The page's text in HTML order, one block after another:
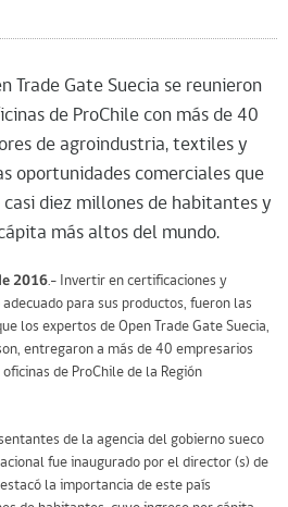
Trade Gate Suecia se reunieron
de ProChile con más de 40
de agroindustria, textiles y
oportunidades comerciales que
diez millones de habitantes y
más altos del mundo.
2016.- Invertir en certificaciones y
para sus productos, fueron las
los expertos de Open Trade Gate Suecia,
entregaron a más de 40 empresarios
de ProChile de la Región
de la agencia del gobierno sueco
fue inaugurado por el director (s) de
la importancia de este país